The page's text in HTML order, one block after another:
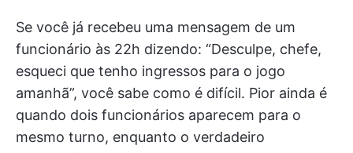
Se você já recebeu uma mensagem de um
funcionário às 22h dizendo: “Desculpe, chefe,
esqueci que tenho ingressos para o jogo
amanhã”, você sabe como é difícil. Pior ainda é
quando dois funcionários aparecem para o
mesmo turno, enquanto o verdadeiro